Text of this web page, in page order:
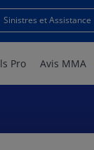
Sinistres et Assistance
Pro Avis MMA